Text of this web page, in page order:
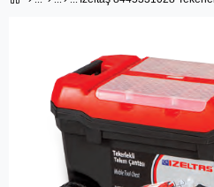
Üye Girişi